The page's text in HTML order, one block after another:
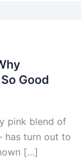
Good
pink blend of
has turn out to
[…]